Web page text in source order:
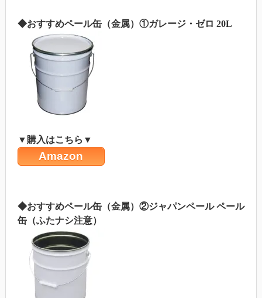
◆おすすめペール缶（金属）①ガレージ・ゼロ 20L
▼購入はこちら▼
Amazon
◆おすすめペール缶（金属）②ジャパンペール ペール
缶（ふたナシ注意）